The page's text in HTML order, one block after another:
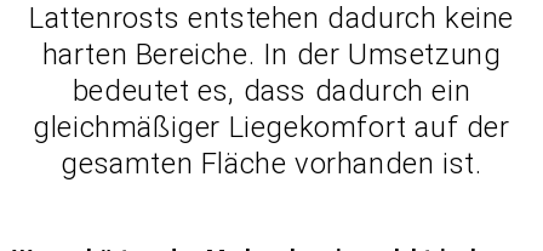
Lattenrosts entstehen dadurch keine
harten Bereiche. In der Umsetzung
bedeutet es, dass dadurch ein
gleichmäßiger Liegekomfort auf der
gesamten Fläche vorhanden ist.